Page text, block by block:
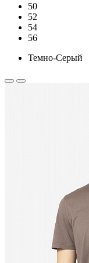
50
52
54
56
Темно-Серый